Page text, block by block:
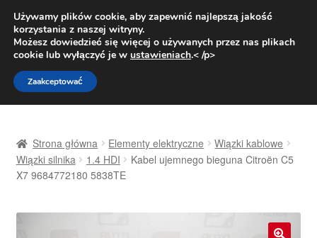
DOSTAWA od 31 zł
Pn.-pt. 9:00-16:00800 003 167
Przejdź
do
nawigacji
Przejdź
do
treści
Dostawa
Strona główna Elementy elektryczne
Wiązki kablowe
Wiązki silnika
1.4 HDI
Kabel ujemnego bieguna Citroën C5
X7 9684772180 5838TE
Używamy plików cookie, aby zapewnić najlepszą jakość
korzystania z naszej witryny.
Możesz dowiedzieć się więcej o używanych przez nas plikach
cookie lub wyłączyć je w ustawieniach.< /p>
Zaakceptować